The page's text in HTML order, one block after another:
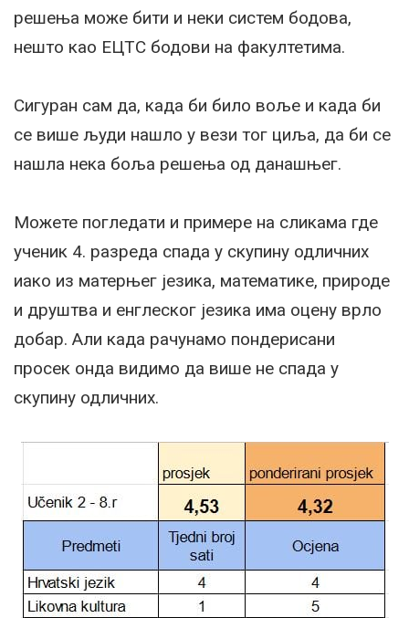
решења може бити и неки систем бодова,
нешто као ЕЦТС бодови на факултетима.
Сигуран сам да, када би било воље и када би
се више људи нашло у вези тог циља, да би се
нашла нека боља решења од данашњег.
Можете погледати и примере на сликама где
ученик 4. разреда спада у скупину одличних
иако из матерњег језика, математике, природе
и друштва и енглеског језика има оцену врло
добар. Али када рачунамо пондерисани
просек онда видимо да више не спада у
скупину одличних.